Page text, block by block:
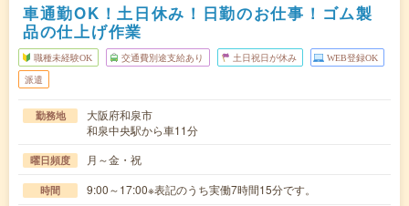
車通勤OK！土日休み！日勤のお仕事！ゴム製
品の仕上げ作業
職種未経験OK 交通費別途支給あり 土日祝日が休み WEB登録OK
派遣
勤務地
大阪府和泉市
和泉中央駅から車11分
曜日頻度 月～金・祝
時間 9:00～17:00※表記のうち実働7時間15分です。